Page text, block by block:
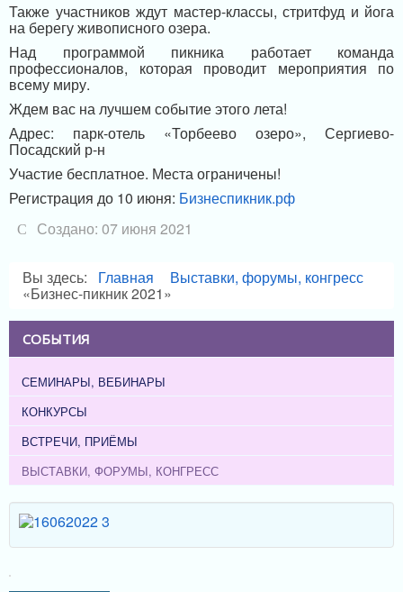
Также участников ждут мастер-классы, стритфуд и йога
на берегу живописного озера.
Над программой пикника работает команда
профессионалов, которая проводит мероприятия по
всему миру.
Ждем вас на лучшем событие этого лета!
Адрес: парк-отель «Торбеево озеро», Сергиево-
Посадский р-н
Участие бесплатное. Места ограничены!
Регистрация до 10 июня: Бизнеспикник.рф
Создано: 07 июня 2021
Вы здесь: Главная Выставки, форумы, конгресс
«Бизнес-пикник 2021»
СОБЫТИЯ
СЕМИНАРЫ, ВЕБИНАРЫ
КОНКУРСЫ
ВСТРЕЧИ, ПРИЁМЫ
ВЫСТАВКИ, ФОРУМЫ, КОНГРЕСС